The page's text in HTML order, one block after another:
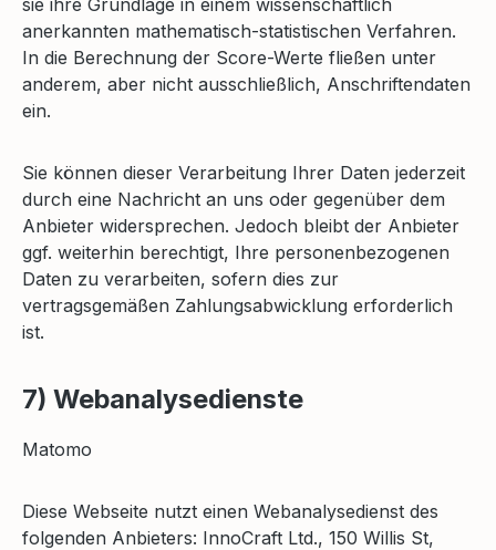
anerkannten mathematisch-statistischen Verfahren.
In die Berechnung der Score-Werte fließen unter
anderem, aber nicht ausschließlich, Anschriftendaten
ein.
Sie können dieser Verarbeitung Ihrer Daten jederzeit
durch eine Nachricht an uns oder gegenüber dem
Anbieter widersprechen. Jedoch bleibt der Anbieter
ggf. weiterhin berechtigt, Ihre personenbezogenen
Daten zu verarbeiten, sofern dies zur
vertragsgemäßen Zahlungsabwicklung erforderlich
ist.
7) Webanalysedienste
Matomo
Diese Webseite nutzt einen Webanalysedienst des
folgenden Anbieters: InnoCraft Ltd., 150 Willis St,